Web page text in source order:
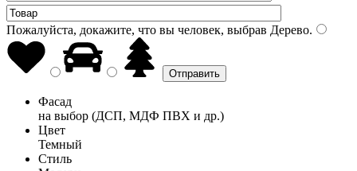
Пожалуйста, докажите, что вы человек, выбрав Дерево.
Фасад
на выбор (ДСП, МДФ ПВХ и др.)
Цвет
Темный
Стиль